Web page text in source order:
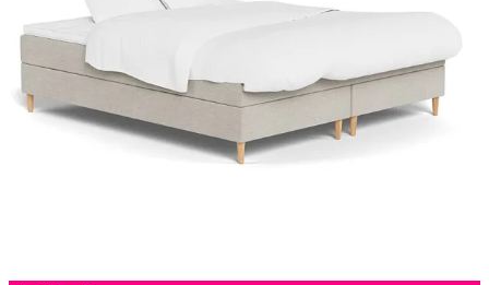
Sengebunde
Sengeben
Til soveværelset
Sengeborde
Pyntepuder
Sengetæpper
Sengebænk